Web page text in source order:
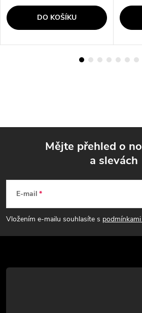
DO KOŠÍKU
p
a
t
Mějte přehled o
a slevách
E-mail
Vložením e-mailu souhlasíte s